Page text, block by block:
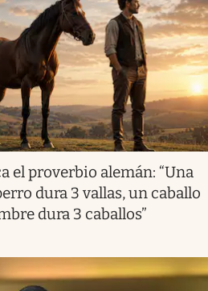
el proverbio alemán: “Una
dura 3 vallas, un caballo
dura 3 caballos”